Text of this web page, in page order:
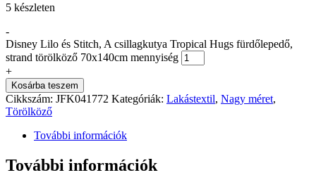
5 készleten
-
Disney Lilo és Stitch, A csillagkutya Tropical Hugs fürdőlepedő,
strand törölköző 70x140cm mennyiség
+
Kosárba teszem
Cikkszám: JFK041772 Kategóriák: Lakástextil, Nagy méret,
Törölköző
További információk
További információk